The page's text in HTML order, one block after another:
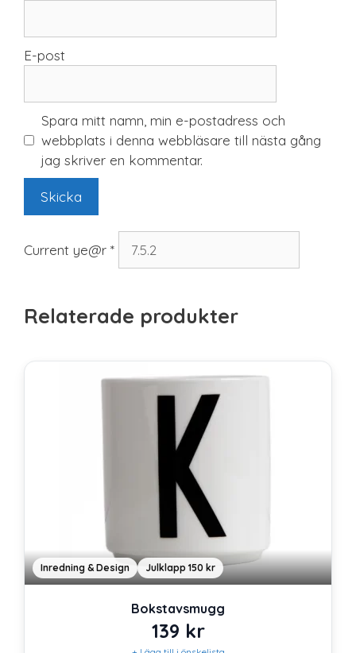
E-post
Spara mitt namn, min e-postadress och
webbplats i denna webbläsare till nästa gång
jag skriver en kommentar.
Current ye@r *
Relaterade produkter
Inredning & Design Julklapp 150 kr
Bokstavsmugg
139 kr